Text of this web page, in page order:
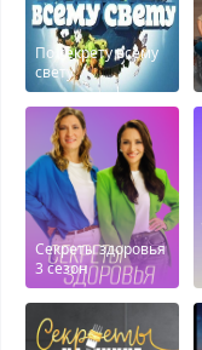
По секрету всему
свету
Секреты здоровья
3 сезон